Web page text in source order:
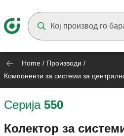
Home / Производи /
Компоненти за системи за
Серија 550
Колектор за